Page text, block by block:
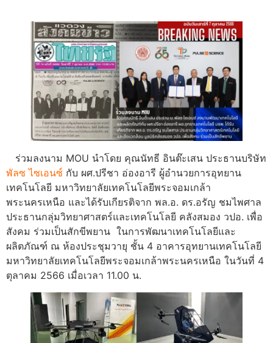
ร่วมลงนาม MOU นำโดย คุณนัทธี อินต๊ะเสน ประธานบริษัท
พัลซ ไซเอนซ์ กับ ผศ.ปรีชา อ่องอารี ผู้อำนวยการอุทยาน
เทคโนโลยี มหาวิทยาลัยเทคโนโลยีพระจอมเกล้า
พระนครเหนือ และได้รับเกียรติจาก พล.อ. ดร.อรัญ ชมไพศาล
ประธานกลุ่มวิทยาศาสตร์และเทคโนโลยี คลังสมอง วปอ. เพื่อ
สังคม ร่วมเป็นสักขีพยาน ในการพัฒนาเทคโนโลยีและ
ผลิตภัณฑ์ ณ ห้องประชุมวายุ ชั้น 4 อาคารอุทยานเทคโนโลยี
มหาวิทยาลัยเทคโนโลยีพระจอมเกล้าพระนครเหนือ ในวันที่ 4
ตุลาคม 2566 เมื่อเวลา 11.00 น.